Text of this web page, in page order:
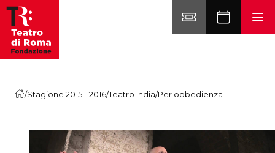
Vai al contenuto
/Stagione 2015 - 2016/Teatro India/Per obbedienza